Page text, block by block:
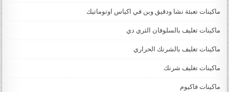
ماكينات تعبئة نشا ودقيق وبن في اكياس اوتوماتيك
ماكينات تغليف بالسلوفان الثري دي
ماكينات تغليف بالشرنك الحراري
ماكينات تغليف شرنك
ماكينات فاكيوم